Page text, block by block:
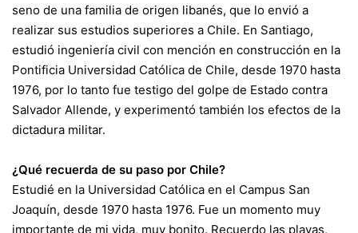
seno de una familia de origen libanés, que lo envió a
realizar sus estudios superiores a Chile. En Santiago,
estudió ingeniería civil con mención en construcción en la
Pontificia Universidad Católica de Chile, desde 1970 hasta
1976, por lo tanto fue testigo del golpe de Estado contra
Salvador Allende, y experimentó también los efectos de la
dictadura militar.
¿Qué recuerda de su paso por Chile?
Estudié en la Universidad Católica en el Campus San
Joaquín, desde 1970 hasta 1976. Fue un momento muy
importante de mi vida, muy bonito. Recuerdo las playas,